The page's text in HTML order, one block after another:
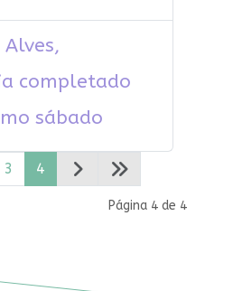
completado
sábado
Página 4 de 4
3 4